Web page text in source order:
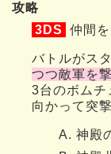
攻略
3DS
仲間
バトルがス
つつ敵軍を
3台のボムチ
向かって突
神殿